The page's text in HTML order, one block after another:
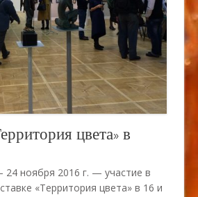
цвета» в
24 ноября 2016 г. — участие в
«Территория цвета» в 16 и